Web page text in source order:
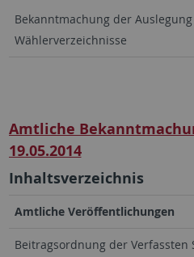
Bekanntmachung der
Wählerverzeichnisse
Amtliche
19.05.2014
Inhaltsverzeichnis
Amtliche Veröffentlichungen
Beitragsordnung der